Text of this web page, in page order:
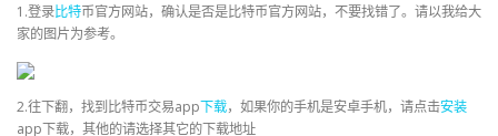
1.登录比特币官方网站，确认是否是比特币官方网站，不要找错了。请以我给大
家的图片为参考。
2.往下翻，找到比特币交易app下载，如果你的手机是安卓手机，请点击安装
app下载，其他的请选择其它的下载地址